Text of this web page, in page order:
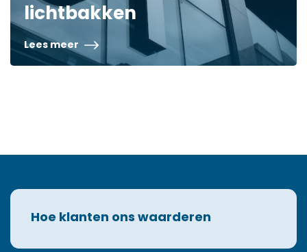
lichtbakken
Lees meer
Hoe klanten ons waarderen